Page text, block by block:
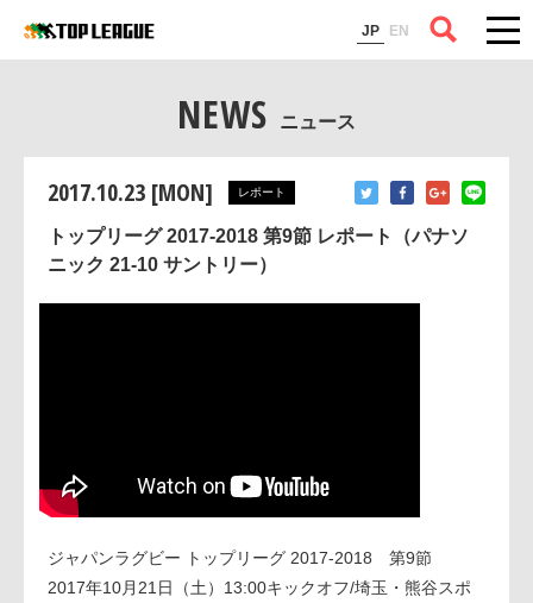
JP EN
コラム
NEWS ニュース
2017.10.23 [MON] レポート
トップリーグ 2017-2018 第9節 レポート（パナソ
ニック 21-10 サントリー）
ジャパンラグビー トップリーグ 2017-2018 第9節
2017年10月21日（土）13:00キックオフ/埼玉・熊谷スポ